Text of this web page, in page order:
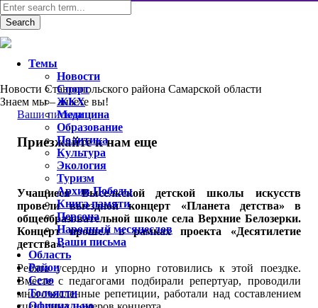
Новости Ставропольского района Самарской области
Знаем мы – знаете вы!
Ваши письма
Приезжайте к нам еще
Учащиеся Выселкской детской школы искусств
провели выездной концерт «Планета детства» в
общеобразовательной школе села Верхние Белозерки.
Концерт прошел в рамках проекта «Десятилетие
детства».
Ребята усердно и упорно готовились к этой поездке.
Вместе с педагогами подбирали репертуар, проводили
многочисленные репетиции, работали над составлением
Темы
Новости
Спорт
ЖКХ
Медицина
Образование
Политика
Культура
Экология
Туризм
Архив Победы
Книга памяти
Персона
Народный месяцеслов
Ваши письма
Область
Район
Село
Тольятти
Официально